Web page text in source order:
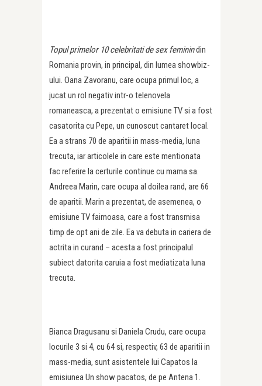
Topul primelor 10 celebritati de sex feminindin
Romania provin, in principal, din lumea showbiz-
ului. Oana Zavoranu, care ocupa primul loc, a
jucat un rol negativ intr-o telenovela
romaneasca, a prezentat o emisiune TV si a fost
casatorita cu Pepe, un cunoscut cantaret local.
Ea a strans 70 de aparitii in mass-media, luna
trecuta, iar articolele in care este mentionata
fac referire la certurile continue cu mama sa.
Andreea Marin, care ocupa al doilea rand, are 66
de aparitii. Marin a prezentat, de asemenea, o
emisiune TV faimoasa, care a fost transmisa
timp de opt ani de zile. Ea va debuta in cariera de
actrita in curand – acesta a fost principalul
subiect datorita caruia a fost mediatizata luna
trecuta.
Bianca Dragusanu si Daniela Crudu, care ocupa
locurile 3 si 4, cu 64 si, respectiv, 63 de aparitii in
mass-media, sunt asistentele lui Capatos la
emisiunea Un show pacatos, de pe Antena 1.